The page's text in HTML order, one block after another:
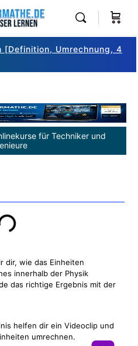
[Definition, Umrechnung, 4
für Techniker und
dir, wie das Einheiten
innerhalb der Physik
das richtige Ergebnis mit der
helfen dir ein Videoclip und
umrechnen.